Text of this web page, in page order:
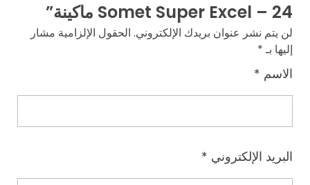
Somet Super Excel – 24 ماكينة”
لن يتم نشر عنوان بريدك الإلكتروني. الحقول الإلزامية مشار
إليها بـ*
الاسم *
البريد الإلكتروني *